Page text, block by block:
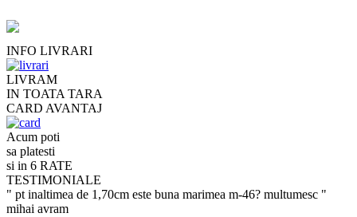
INFO LIVRARI
LIVRAM
IN TOATA TARA
CARD AVANTAJ
Acum poti
sa platesti
si in 6 RATE
TESTIMONIALE
" pt inaltimea de 1,70cm este buna marimea m-46? multumesc "
mihai avram